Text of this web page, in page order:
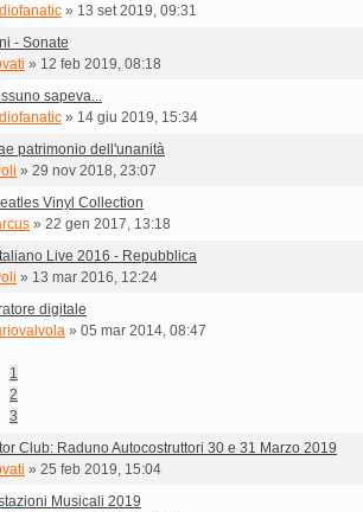
» 13 set 2019, 09:31
- Sonate
» 12 feb 2019, 08:18
sapeva...
» 14 giu 2019, 15:34
patrimonio dell'unanità
» 29 nov 2018, 23:07
Vinyl Collection
» 22 gen 2017, 13:18
Live 2016 - Repubblica
» 13 mar 2016, 12:24
digitale
» 05 mar 2014, 08:47
1
2
3
Club: Raduno Autocostruttori 30 e 31 Marzo 2019
» 25 feb 2019, 15:04
Musicali 2019